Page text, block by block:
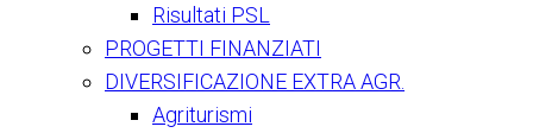
Risultati PSL
PROGETTI FINANZIATI
DIVERSIFICAZIONE EXTRA AGR.
Agriturismi